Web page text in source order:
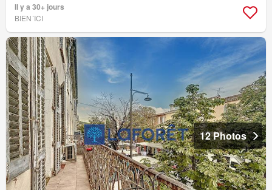
Il y a 30+ jours
BIEN´ICI
12 Photos